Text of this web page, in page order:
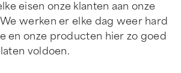
eisen onze klanten aan onze
werken er elke dag weer hard
en onze producten hier zo goed
voldoen.